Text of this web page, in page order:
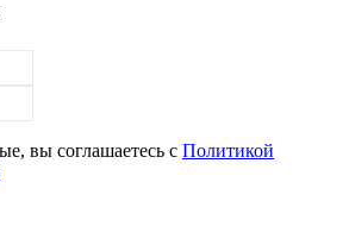
вы соглашаетесь с Политикой